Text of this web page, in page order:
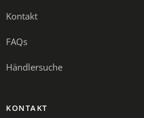
Kontakt
FAQs
Händlersuche
KONTAKT